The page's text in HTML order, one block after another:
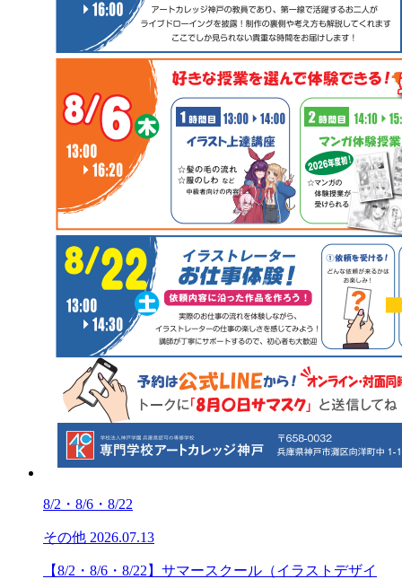
8/2・8/6・8/22
その他 2026.07.13
【8/2・8/6・8/22】サマースクール（イラストデザイ